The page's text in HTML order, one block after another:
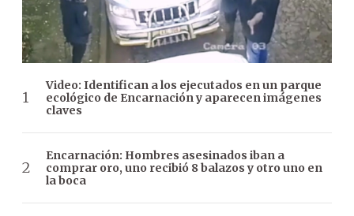
Video: Identifican a los ejecutados en un parque
ecológico de Encarnación y aparecen imágenes
claves
Encarnación: Hombres asesinados iban a
comprar oro, uno recibió 8 balazos y otro uno en
la boca